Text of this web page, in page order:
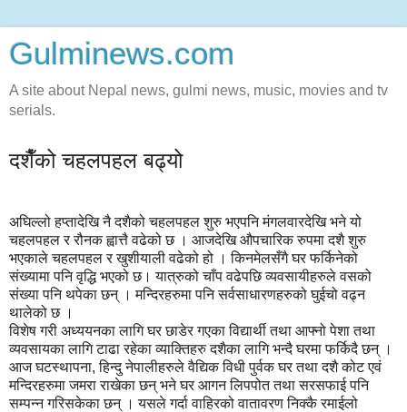
Gulminews.com
A site about Nepal news, gulmi news, music, movies and tv
serials.
दशैँको चहलपहल बढ्यो
अघिल्लो हप्तादेखि नै दशैको चहलपहल शुरु भएपनि मंगलवारदेखि भने यो
चहलपहल र रौनक ह्वात्तै वढेको छ । आजदेखि औपचारिक रुपमा दशै शुरु
भएकाले चहलपहल र खुशीयाली वढेको हो । किनमेलसँगै घर फर्किनेको
संख्यामा पनि वृद्धि भएको छ। यात्रुको चाँप वढेपछि व्यवसायीहरुले वसको
संख्या पनि थपेका छन् । मन्दिरहरुमा पनि सर्वसाधारणहरुको घुईचो वढ्न
थालेको छ ।
विशेष गरी अध्ययनका लागि घर छाडेर गएका विद्यार्थी तथा आफ्नो पेशा तथा
व्यवसायका लागि टाढा रहेका व्याक्तिहरु दशैका लागि भन्दै घरमा फर्किदै छन् ।
आज घटस्थापना, हिन्दु नेपालीहरुले वैद्यिक विधी पुर्वक घर तथा दशै कोट एवं
मन्दिरहरुमा जमरा राखेका छन् भने घर आगन लिपपोत तथा सरसफाई पनि
सम्पन्न गरिसकेका छन् । यसले गर्दा वाहिरको वातावरण निक्कै रमाईलो